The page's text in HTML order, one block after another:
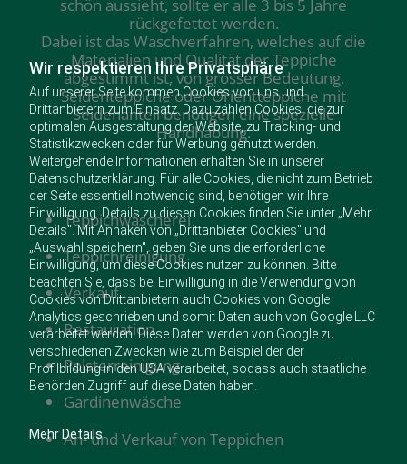
Wir respektieren Ihre Privatsphäre
Auf unserer Seite kommen Cookies von uns und
Drittanbietern zum Einsatz. Dazu zählen Cookies, die zur
optimalen Ausgestaltung der Website, zu Tracking- und
Statistikzwecken oder für Werbung genutzt werden.
Weitergehende Informationen erhalten Sie in unserer
Datenschutzerklärung. Für alle Cookies, die nicht zum Betrieb
der Seite essentiell notwendig sind, benötigen wir Ihre
Einwilligung. Details zu diesen Cookies finden Sie unter „Mehr
Details". Mit Anhaken von „Drittanbieter Cookies" und
„Auswahl speichern", geben Sie uns die erforderliche
Einwilligung, um diese Cookies nutzen zu können. Bitte
beachten Sie, dass bei Einwilligung in die Verwendung von
Cookies von Drittanbietern auch Cookies von Google
Analytics geschrieben und somit Daten auch von Google LLC
verarbeitet werden. Diese Daten werden von Google zu
verschiedenen Zwecken wie zum Beispiel der der
Profilbildung in den USA verarbeitet, sodass auch staatliche
Behörden Zugriff auf diese Daten haben.
Mehr Details
schön aussieht, sollte er alle 3 bis 5 Jahre
rückgefettet werden.
Dabei ist das Waschverfahren, welches auf die
Materialien und Qualität der Teppiche
abgestimmt ist, von grosser Bedeutung.
Seidenteppiche oder Orientteppiche mit
Seidenanteil benötigen eine spezielle
Handhabung.
Teppichwäscherei
Teppichreinigung
Verkauf
Restauration
Polsterreinigung
Gardinenwäsche
An- und Verkauf von Teppichen